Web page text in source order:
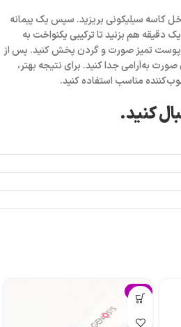
کاسه سیلیکونی بریزید. سپس یک پیمانه
دقیقه هم بزنید تا ترکیبی یکنواخت به
پوست تمیز صورت و گردن پخش کنید. پس از
صورت به‌آرامی جدا کنید. برای نتیجه بهتر،
مناسب استفاده کنید.
کنید.
-5%